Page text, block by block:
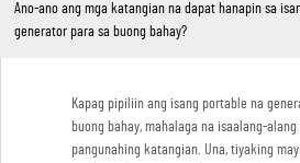
Ano-ano ang mga katangian na dapat hanapin sa
generator para sa buong bahay?
Kapag pipiliin ang isang portable na
buong bahay, mahalaga na isaalang-
pangunahing katangian. Una, tiyaking